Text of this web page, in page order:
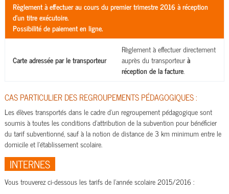
Règlement à effectuer au cours du premier trimestre 2016à réception
d'un titre exécutoire.
Possibilité de paiement en ligne.
Carte adressée par le transporteur
Règlement à effectuer directement
auprès du transporteurà
réception de la facture.
CAS PARTICULIER DES REGROUPEMENTS PÉDAGOGIQUES :
Les élèves transportés dans le cadre d’un regroupement pédagogique sont
soumis à toutes les conditions d’attribution de la subvention pour bénéficier
du tarif subventionné, sauf à la notion de distance de 3 km minimum entre le
domicile et l’établissement scolaire.
INTERNES
Vous trouverez ci-dessous les tarifs de l'année scolaire 2015/2016 :